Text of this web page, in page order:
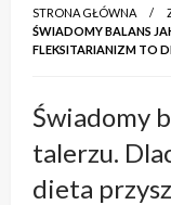
STRONA GŁÓWNA
ŚWIADOMY BALANS
FLEKSITARIANIZM TO
Świadomy
talerzu.
dieta